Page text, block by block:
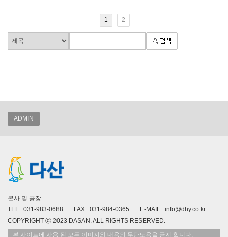
1 2
ADMIN
본사 및 공장
TEL : 031-983-0688 FAX : 031-984-0365 E-MAIL : info@dhy.co.kr
COPYRIGHT ⓒ 2023 DASAN. ALL RIGHTS RESERVED.
본 사이트에 사용 된 모든 이미지와 내용의 무단도용을 금지 합니다.